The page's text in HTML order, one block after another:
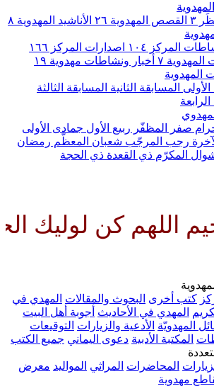
٣ القصص المهدوية ٢٦ الأناشيد المهدوية ٨
المركز ١٠٤ اصدارات المركز ١٦٦
المهدوية ٧ أخبار ونشاطات مهدوية ١٩
المهدوية
الأولى المسابقة الثانية المسابقة الثالثة
صفر المظفّر ربيع الأول جمادى الأولى
رجب المرجّب شعبان المعظّم رمضان
المكرّم ذي القعدة ذي الحجة
كن لوليك
كتب أخرى البحوث والمقالات المهدي في
المهدي في الأحاديث أجوبة أهل البيت
المهدويّة الأدعية والزيارات التوقيعات
المكتبة الأدبية دعوى اليماني جميع الكتب
المحاضرات المراثي المواليد معرض
مهدوية